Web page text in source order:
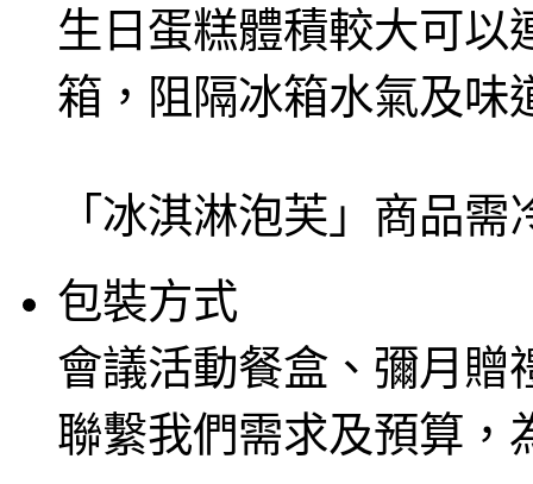
生日蛋糕體積較大可以
箱，阻隔冰箱水氣及味
「冰淇淋泡芙」商品
包裝方式
會議活動餐盒、彌月贈
聯繫我們需求及預算，